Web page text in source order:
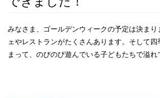
みなさま、ゴールデンウィークの予定は決ま
ェやレストランがたくさんあります。そして
まって、のびのび遊んでいる子どもたちで溢れ